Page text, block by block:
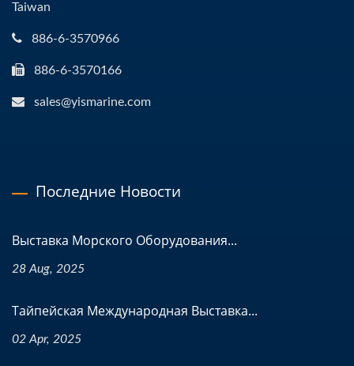
Taiwan
886-6-3570966
886-6-3570166
sales@yismarine.com
Последние Новости
Выставка Морского Оборудования...
28 Aug, 2025
Тайпейская Международная Выставка...
02 Apr, 2025